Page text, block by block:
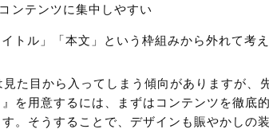
ンテンツに集中しやすい
トル」「本文」という枠組みから外れて考
た目から入ってしまう傾向がありますが、
を用意するには、まずはコンテンツを徹底
す。そうすることで、デザインも賑やかしの